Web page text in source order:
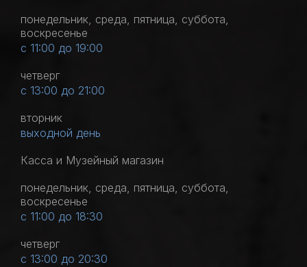
понедельник, среда, пятница, суббота,
воскресенье
с 11:00 до 19:00
четверг
с 13:00 до 21:00
вторник
выходной день
Касса и Музейный магазин
понедельник, среда, пятница, суббота,
воскресенье
с 11:00 до 18:30
четверг
с 13:00 до 20:30